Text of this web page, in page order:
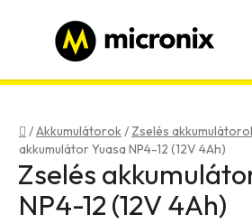
tartalomhoz
Kezdőlap
/Akkumulátorok/ Zselés
akkumulátor Yuasa NP4-12 (12V 4Ah)
Zselés
NP4-12 (12V 4Ah)